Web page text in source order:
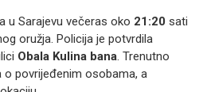
u Sarajevu večeras oko 21:20 sati
oružja. Policija je potvrdila
Obala Kulina bana. Trenutno
povrijeđenim osobama, a